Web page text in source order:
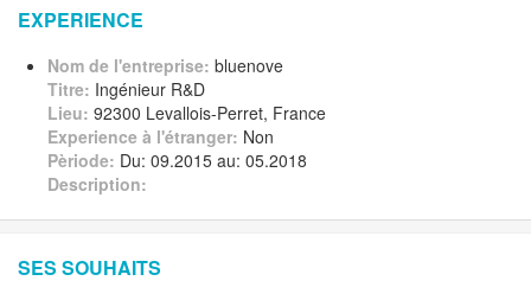
EXPERIENCE
Nom de l'entreprise: bluenove
Titre: Ingénieur R&D
Lieu: 92300 Levallois-Perret, France
Experience à l'étranger: Non
Pèriode: Du: 09.2015 au: 05.2018
Description:
SES SOUHAITS